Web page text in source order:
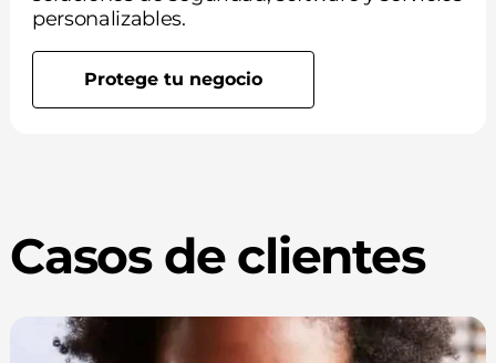
personalizables.
Protege tu negocio
Casos de clientes